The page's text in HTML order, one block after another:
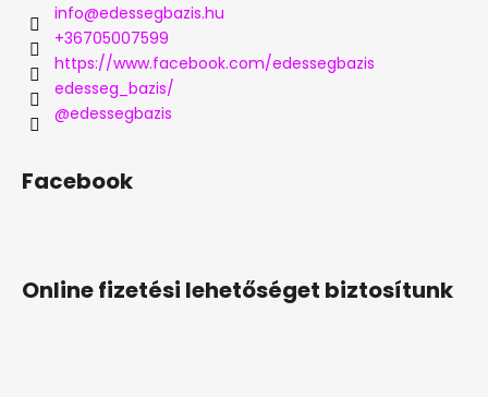
info@edessegbazis.hu
+36705007599
https://www.facebook.com/edessegbazis
edesseg_bazis/
@edessegbazis
Facebook
Online fizetési lehetőséget biztosítunk